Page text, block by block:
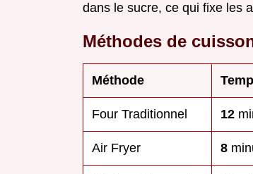
dans le sucre, ce qui fixe les
Méthodes de
Méthode
Four Traditionnel 12
Air Fryer 8